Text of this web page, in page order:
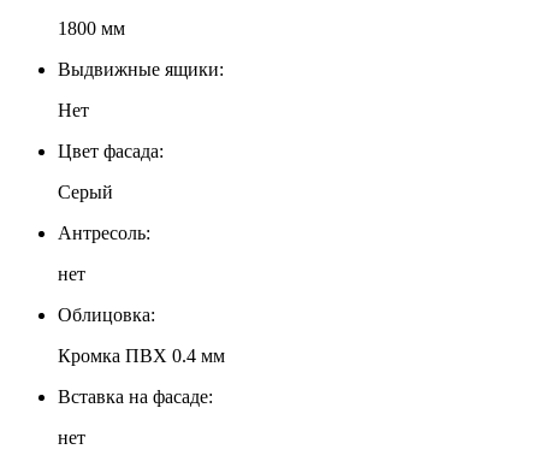
1800 мм
Выдвижные ящики:
Нет
Цвет фасада:
Серый
Антресоль:
нет
Облицовка:
Кромка ПВХ 0.4 мм
Вставка на фасаде:
нет